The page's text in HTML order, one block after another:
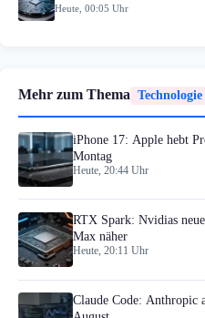
Heute, 00:05 Uhr
Mehr zum Thema Technologie
iPhone 17: Apple hebt
Montag
Heute, 20:44 Uhr
RTX Spark: Nvidias
Max näher
Heute, 20:11 Uhr
Claude Code: Anthropic